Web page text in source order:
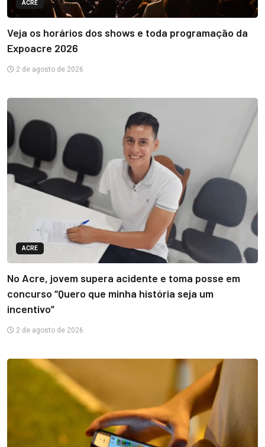
ACRE
Veja os horários dos shows e toda programação da
Expoacre 2026
2 de agosto de 2026
ACRE
No Acre, jovem supera acidente e toma posse em
concurso “Quero que minha história seja um
incentivo”
2 de agosto de 2026